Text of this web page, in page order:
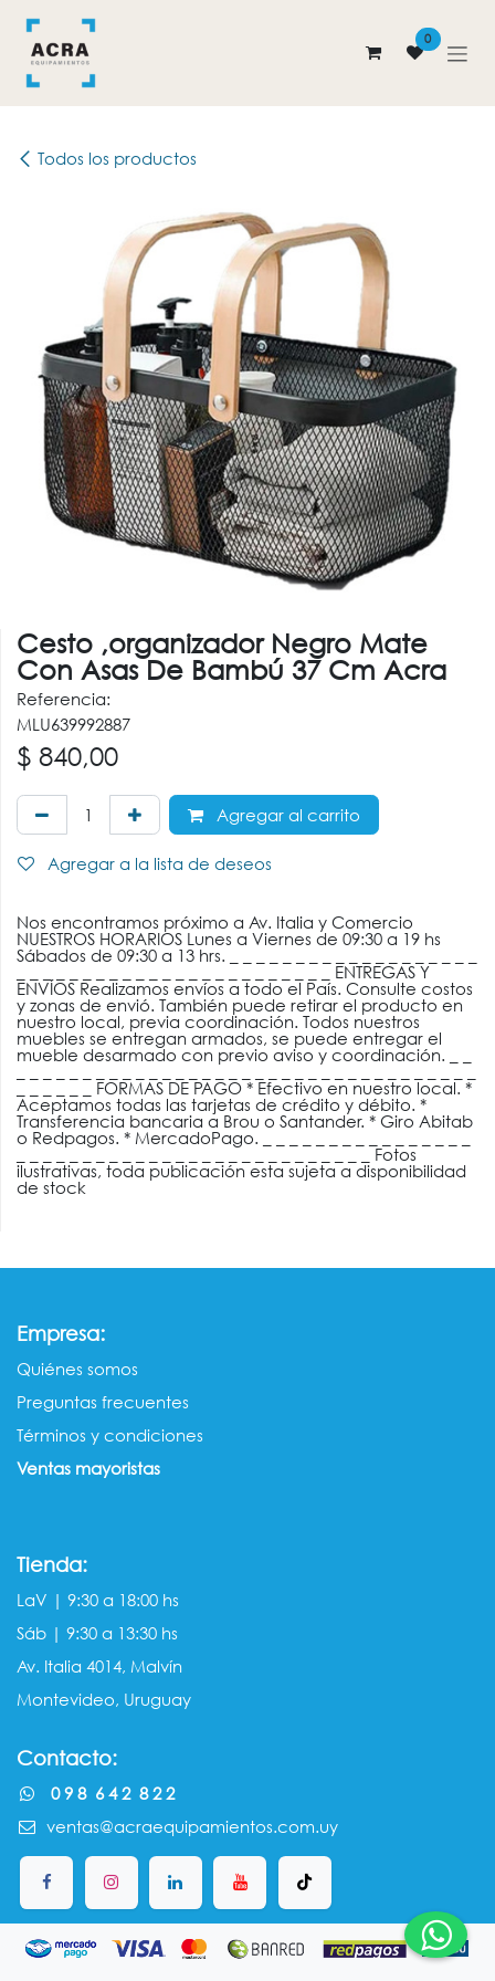
0
Todos los productos
Cesto ,organizador Negro Mate
Con Asas De Bambú 37 Cm Acra
Referencia:
MLU639992887
$ 840,00
Agregar al carrito
Agregar a la lista de deseos
Nos encontramos próximo a Av. Italia y Comercio
NUESTROS HORARIOS Lunes a Viernes de 09:30 a 19 hs
Sábados de 09:30 a 13 hrs. _ _ _ _ _ _ _ _ _ _ _ _ _ _ _ _ _ _ _
_ _ _ _ _ _ _ _ _ _ _ _ _ _ _ _ _ _ _ _ _ _ _ _ ENTREGAS Y
ENVÍOS Realizamos envíos a todo el País. Consulte costos
y zonas de envió. También puede retirar el producto en
nuestro local, previa coordinación. Todos nuestros
muebles se entregan armados, se puede entregar el
mueble desarmado con previo aviso y coordinación. _ _
_ _ _ _ _ _ _ _ _ _ _ _ _ _ _ _ _ _ _ _ _ _ _ _ _ _ _ _ _ _ _ _ _ _ _
_ _ _ _ _ _ FORMAS DE PAGO * Efectivo en nuestro local. *
Aceptamos todas las tarjetas de crédito y débito. *
Transferencia bancaria a Brou o Santander. * Giro Abitab
o Redpagos. * MercadoPago. _ _ _ _ _ _ _ _ _ _ _ _ _ _ _ _
_ _ _ _ _ _ _ _ _ _ _ _ _ _ _ _ _ _ _ _ _ _ _ _ _ _ _ Fotos
ilustrativas, toda publicación esta sujeta a disponibilidad
de stock
Empresa:
Quiénes somos​​
Preguntas frecuentes
Términos y condiciones
Ventas mayorista​s
Tienda:
LaV | 9:30 a 18:00 hs
Sáb | 9:30 a 13:30 hs
Av. Italia 4014, Malvín
Montevideo, Uruguay
Contacto:
0 9 8 6 4 2 8 2 2
ventas@acraequipamientos.com.uy